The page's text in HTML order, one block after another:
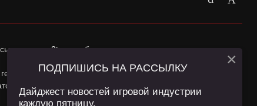
наapp2top.ruобязательна.
Пользователей сайта и сервис «Яндекс
в
Политике конфиденциальностии
ПОДПИШИСЬ НА РАССЫЛКУ
Дайджест новостей игровой индустрии
каждую пятницу.
×